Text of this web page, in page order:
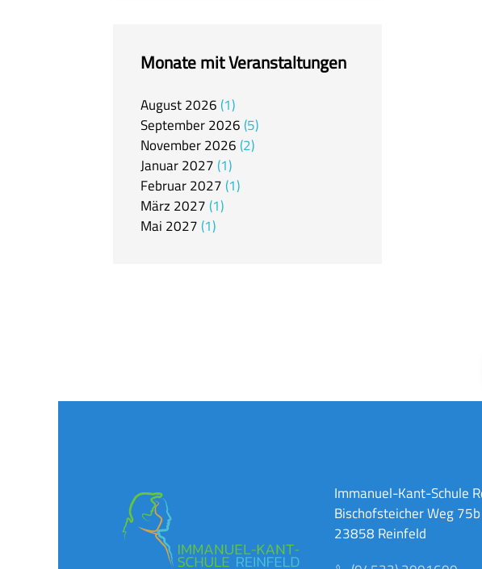
Monate mit Veranstaltungen
August2026 1
September2026 5
November2026 2
Januar2027 1
Februar2027 1
März 2027 1
Mai 2027 1
Immanuel-Kant-Schule
Bischofsteicher Weg 75b
23858 Reinfeld